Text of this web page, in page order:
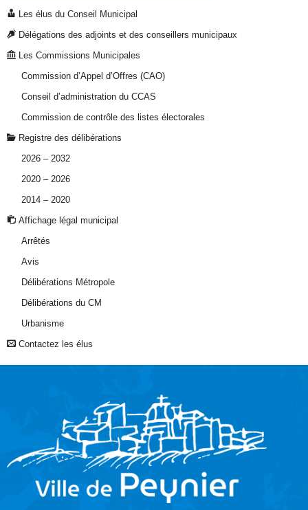
Les élus du Conseil Municipal
Délégations des adjoints et des conseillers municipaux
Les Commissions Municipales
Commission d’Appel d’Offres (CAO)
Conseil d’administration du CCAS
Commission de contrôle des listes électorales
Registre des délibérations
2026 – 2032
2020 – 2026
2014 – 2020
Affichage légal municipal
Arrêtés
Avis
Délibérations Métropole
Délibérations du CM
Urbanisme
Contactez les élus